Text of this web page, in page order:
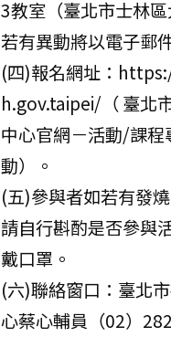
3教室（臺北市士林
若有異動將以電子郵
(四)報名網址：
h.gov.taipei/（ 臺北
中心官網－活動/課
動）。
(五)參與者如若有發
請自行斟酌是否參與
戴口罩。
(六)聯絡窗口：臺北
心蔡心輔員（02）